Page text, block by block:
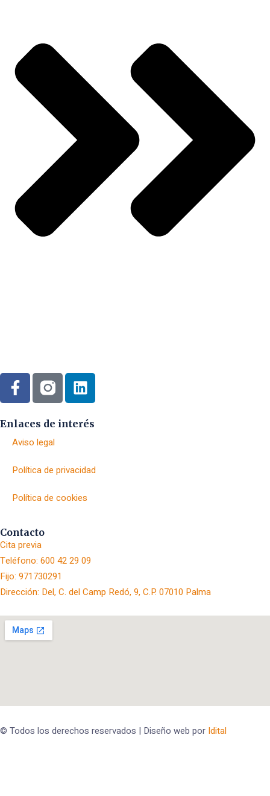
Enlaces de interés
Aviso legal
Política de privacidad
Política de cookies
Contacto
Cita previa
Teléfono: 600 42 29 09
Fijo: 971730291
Dirección: Del, C. del Camp Redó, 9, C.P. 07010 Palma
© Todos los derechos reservados | Diseño web por Idital